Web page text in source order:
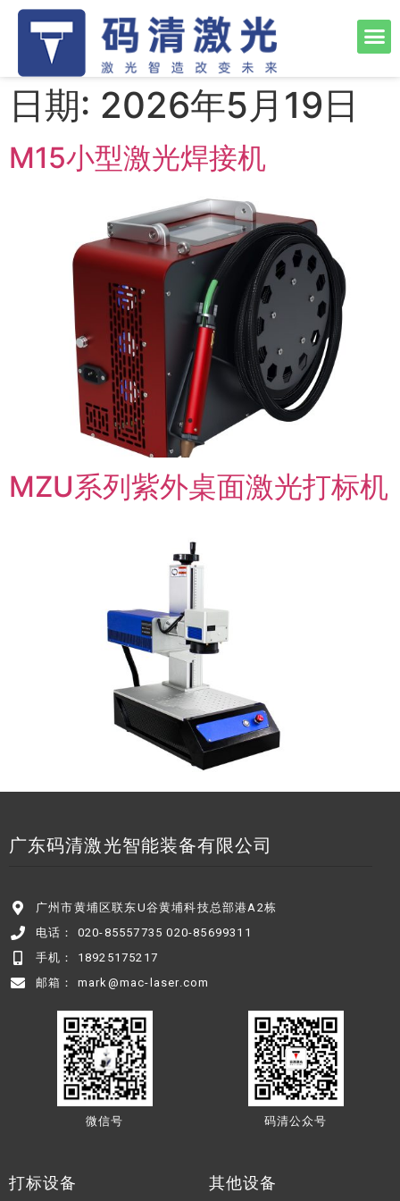
日期: 2026年5月19日
M15小型激光焊接机
MZU系列紫外桌面激光打标机
广东码清激光智能装备有限公司
广州市黄埔区联东U谷黄埔科技总部港A2栋
电话： 020-85557735 020-85699311
手机： 18925175217
邮箱： mark@mac-laser.com
微信号 码清公众号
打标设备 其他设备